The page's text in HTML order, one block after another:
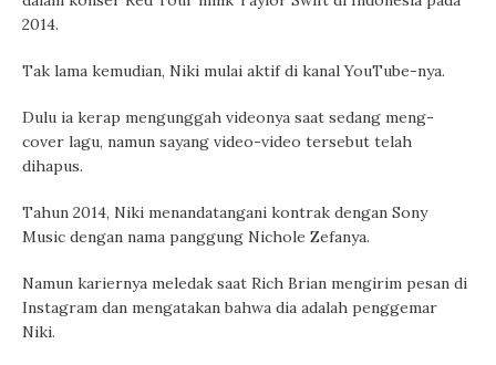
2014.
Tak lama kemudian, Niki mulai aktif di kanal YouTube-nya.
Dulu ia kerap mengunggah videonya saat sedang meng-
cover lagu, namun sayang video-video tersebut telah
dihapus.
Tahun 2014, Niki menandatangani kontrak dengan Sony
Music dengan nama panggung Nichole Zefanya.
Namun kariernya meledak saat Rich Brian mengirim pesan di
Instagram dan mengatakan bahwa dia adalah penggemar
Niki.